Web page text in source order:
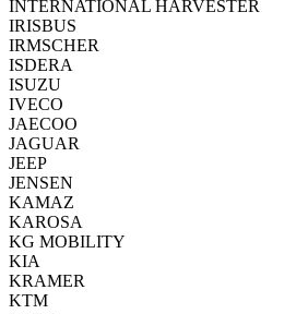
INTERNATIONAL HARVESTER
IRISBUS
IRMSCHER
ISDERA
ISUZU
IVECO
JAECOO
JAGUAR
JEEP
JENSEN
KAMAZ
KAROSA
KG MOBILITY
KIA
KRAMER
KTM